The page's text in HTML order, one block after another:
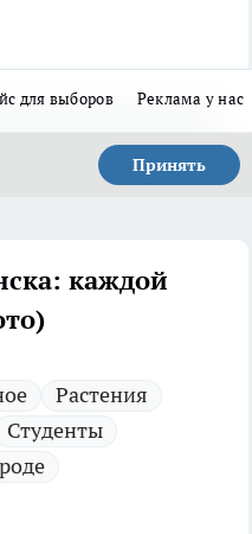
для выборов Реклама у нас
Принять
каждой
Растения
Студенты